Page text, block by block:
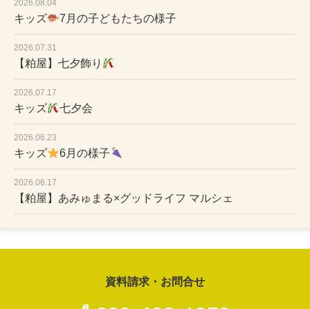
2026.08.04
キッズ 7月の子どもたちの様子
2026.07.31
【粕屋】七夕飾り
2026.07.17
キッズ 七夕会
2026.06.23
キッズ 6月の様子
2026.06.17
【粕屋】あみゅまる×グッドライフ マルシェ
資料請求・お問合せ